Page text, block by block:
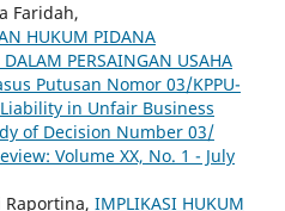
Faridah,
HUKUM PIDANA
PERSAINGAN USAHA
Putusan Nomor 03/KPPU-
in Unfair Business
of Decision Number 03/
Volume XX, No. 1 - July
Raportina, IMPLIKASI HUKUM